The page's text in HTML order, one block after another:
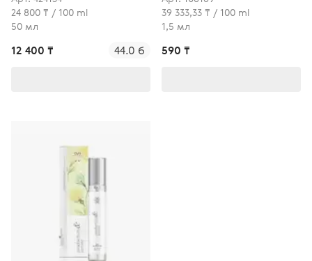
24 800 ₸ / 100 ml
50 мл
12 400 ₸ 44.0 б
39 333,33 ₸ / 100 ml
1,5 мл
590 ₸